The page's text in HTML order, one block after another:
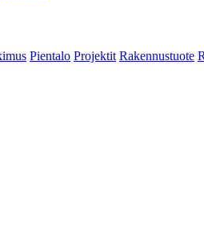
Pientalo Projektit Rakennustuote